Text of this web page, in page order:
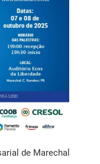
de Marechal